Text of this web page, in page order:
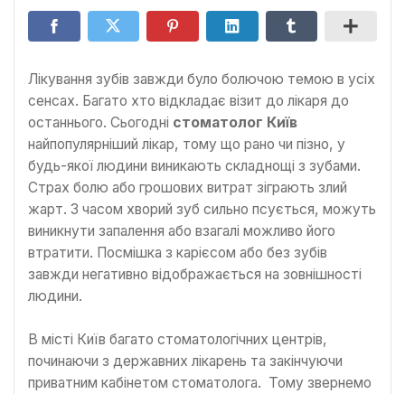
Лікування зубів завжди було болючою темою в усіх
сенсах. Багато хто відкладає візит до лікаря до
останнього. Сьогодні стоматолог Київ
найпопулярніший лікар, тому що рано чи пізно, у
будь-якої людини виникають складнощі з зубами.
Страх болю або грошових витрат зіграють злий
жарт. З часом хворий зуб сильно псується, можуть
виникнути запалення або взагалі можливо його
втратити. Посмішка з карієсом або без зубів
завжди негативно відображається на зовнішності
людини.
В місті Київ багато стоматологічних центрів,
починаючи з державних лікарень та закінчуючи
приватним кабінетом стоматолога. Тому звернемо